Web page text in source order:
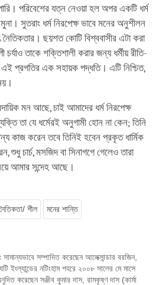
পরিবেশের যত্ন নেওয়া হল অপর একটি ধর্ম
সুতরাং ধর্ম নিরপেক্ষ ভাবে মনের অনুশীলন
ছয়শত কোটি বিশ্ববাসীর এটা করা
তাকে শক্তিশালী করার জন্য ধর্মীয় রীতি-
প্রগতির এক সহায়ক পদ্ধতি। এটি নিশ্চিত,
মন আছে, চাই আমাদের ধর্ম নিরপেক্ষ
তা যে ধর্মেরই অনুগামী হোন না কেন; তিনি
কাজ করেন তবে তিনিই হবেন প্রকৃত ধার্মিক
শুধু চার্চ, মসজিদ বা সিনাগগে গেলেও তারা
আমার সন্দেহ আছে।
নৈতিকতা/ শীল মনের শান্তি
সম্পাদিত করেছেন আলেক্সান্ডার বরজিন,
ইংল্যান্ডের নটিংহাম শহরে ২০০৮ সালের মে মাসে
করেছেন সঞ্জীব কুমার দাস, রামকৃষ্ণ দাস (কার্মা